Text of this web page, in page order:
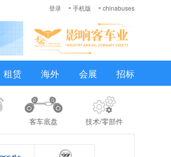
登录 手机版 chinabuses
租赁 海外 会展 招标
客车底盘 技术/零部件